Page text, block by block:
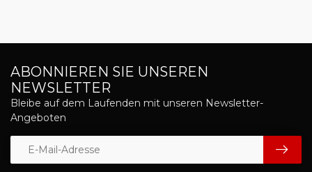
ABONNIEREN SIE UNSEREN
NEWSLETTER
Bleibe auf dem Laufenden mit unseren Newsletter-
Angeboten